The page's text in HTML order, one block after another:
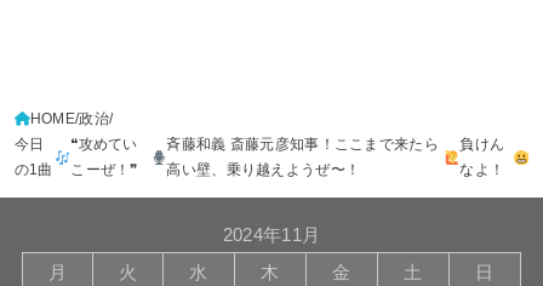
HOME 政治
今日
の1曲
❝攻めてい
こーぜ！❞
斉藤和義 斎藤元彦知事！ここまで来たら
高い壁、乗り越えようぜ〜！
負けん
なよ！
2024年11月
月
火 水 木 金 土 日